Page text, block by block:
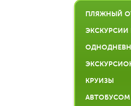
ПЛЯЖНЫЙ
ЭКСКУРСИИ
КРУИЗЫ